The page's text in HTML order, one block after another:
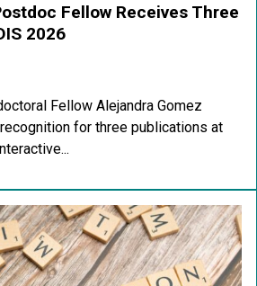
Fellow Receives Three
2026
Fellow Alejandra Gomez
for three publications at